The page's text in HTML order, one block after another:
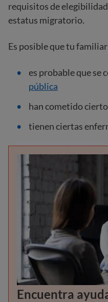
requisitos de
estatus migratorio.
Es posible que tu familiar
es probable que se
pública
han cometido
tienen ciertas
Encuentra